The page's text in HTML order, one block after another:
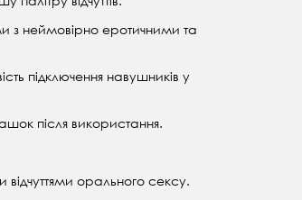
з неймовірно еротичними та
підключення навушників у
після використання.
орального сексу.